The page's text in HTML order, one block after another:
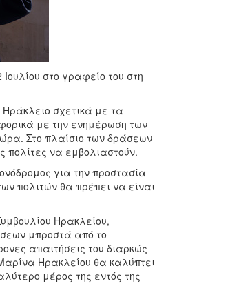
στο γραφείο του στη
σχετικά με τα
με την ενημέρωση των
Στο πλαίσιο των δράσεων
πολίτες να εμβολιαστούν.
για την προστασία
πολιτών θα πρέπει να είναι
Ηρακλείου,
μπροστά από το
απαιτήσεις του διαρκώς
Ηρακλείου θα καλύπτει
μέρος της εντός της